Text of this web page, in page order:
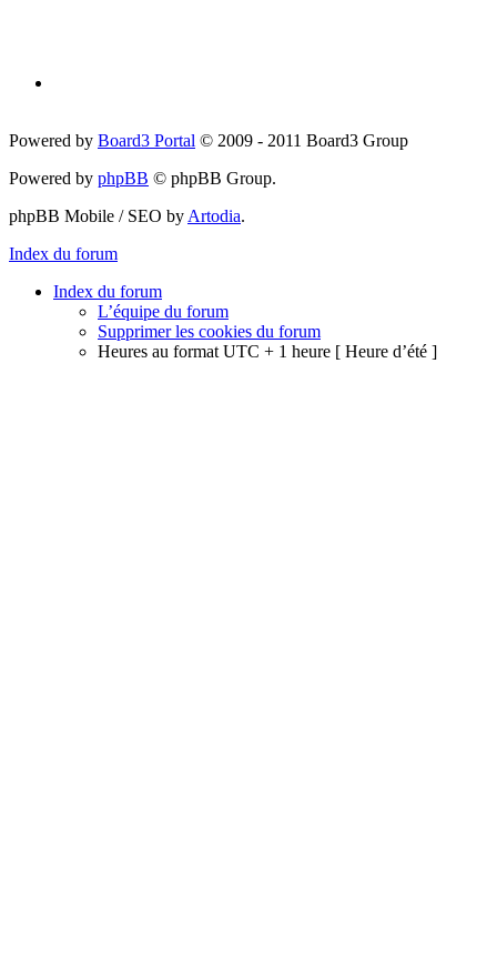
Powered by Board3 Portal © 2009 - 2011 Board3 Group
Powered by phpBB © phpBB Group.
phpBB Mobile / SEO by Artodia.
Index du forum
Index du forum
L’équipe du forum
Supprimer les cookies du forum
Heures au format UTC + 1 heure [ Heure d’été ]